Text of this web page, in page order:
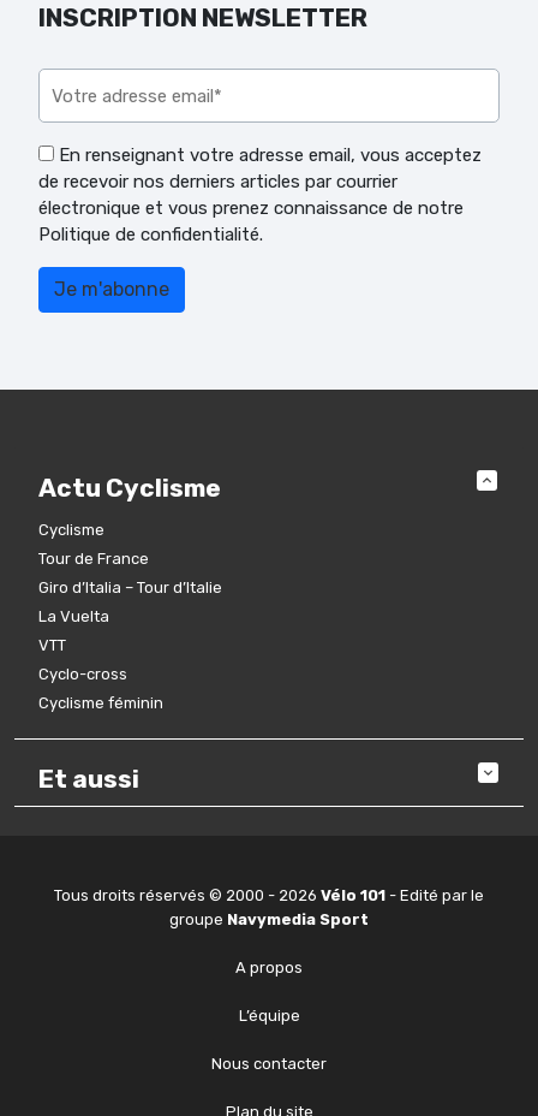
INSCRIPTION NEWSLETTER
En renseignant votre adresse email, vous acceptez
de recevoir nos derniers articles par courrier
électronique et vous prenez connaissance de notre
Politique de confidentialité.
Actu Cyclisme
Cyclisme
Tour de France
Giro d’Italia – Tour d’Italie
La Vuelta
VTT
Cyclo-cross
Cyclisme féminin
Et aussi
Tous droits réservés © 2000 - 2026 Vélo 101 - Edité par le
groupe Navymedia Sport
A propos
L’équipe
Nous contacter
Plan du site